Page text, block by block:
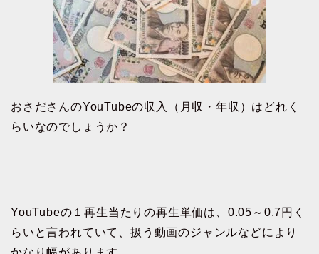
おさださんのYouTubeの収入（月収・年収）はどれく
らいなのでしょうか？
YouTubeの１再生当たりの再生単価は、0.05～0.7円く
らいと言われていて、扱う動画のジャンルなどにより